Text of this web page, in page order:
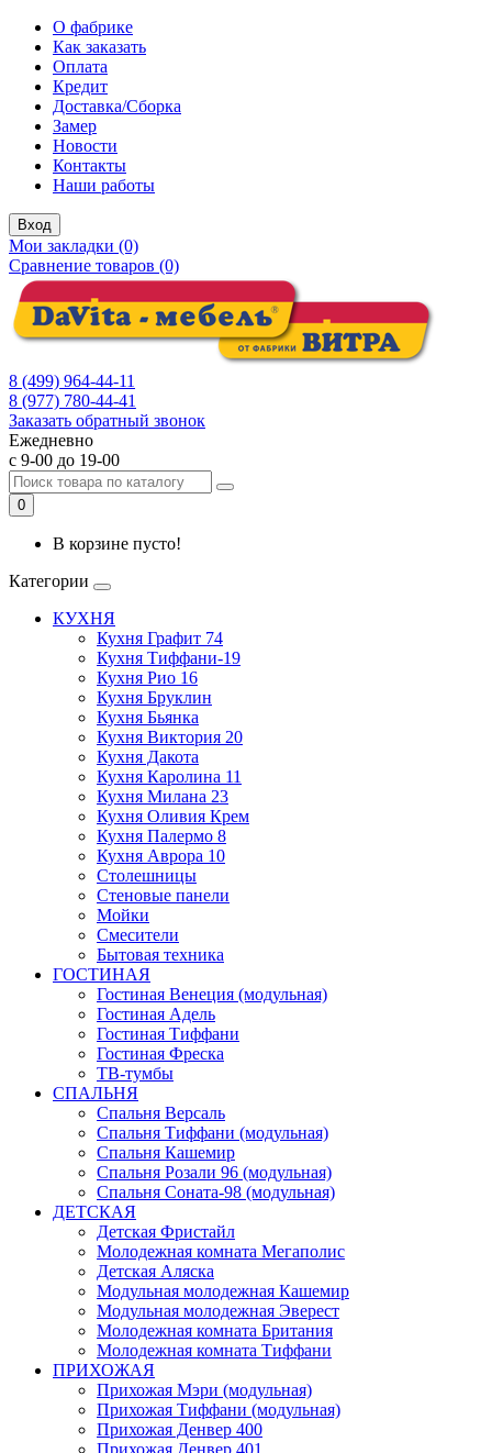
О фабрике
Как заказать
Оплата
Кредит
Доставка/Сборка
Замер
Новости
Контакты
Наши работы
Вход
Мои закладки (0)
Сравнение товаров (0)
8 (499) 964-44-11
8 (977) 780-44-41
Заказать обратный звонок
Ежедневно
с 9-00 до 19-00
0
В корзине пусто!
Категории
КУХНЯ
Кухня Графит 74
Кухня Тиффани-19
Кухня Рио 16
Кухня Бруклин
Кухня Бьянка
Кухня Виктория 20
Кухня Дакота
Кухня Каролина 11
Кухня Милана 23
Кухня Оливия Крем
Кухня Палермо 8
Кухня Аврора 10
Столешницы
Стеновые панели
Мойки
Смесители
Бытовая техника
ГОСТИНАЯ
Гостиная Венеция (модульная)
Гостиная Адель
Гостиная Тиффани
Гостиная Фреска
ТВ-тумбы
СПАЛЬНЯ
Спальня Версаль
Спальня Тиффани (модульная)
Спальня Кашемир
Спальня Розали 96 (модульная)
Спальня Соната-98 (модульная)
ДЕТСКАЯ
Детская Фристайл
Молодежная комната Мегаполис
Детская Аляска
Модульная молодежная Кашемир
Модульная молодежная Эверест
Молодежная комната Британия
Молодежная комната Тиффани
ПРИХОЖАЯ
Прихожая Мэри (модульная)
Прихожая Тиффани (модульная)
Прихожая Денвер 400
Прихожая Денвер 401